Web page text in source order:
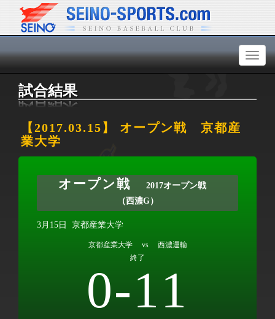
Toggle
試合結果
【2017.03.15】 オープン戦 京都産
業大学
オープン戦
2017オープン戦
（西濃G）
3月15日 京都産業大学
京都産業大学 vs 西濃運輸
終了
0-11